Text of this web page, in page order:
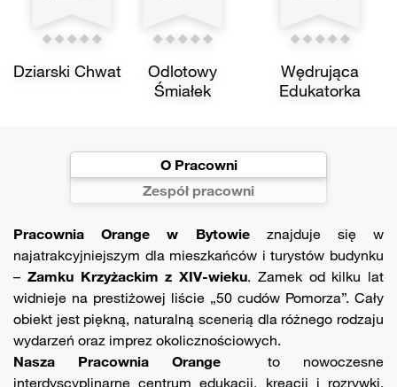
Dziarski Chwat
Odlotowy
Śmiałek
Wędrująca
Edukatorka
O Pracowni
Zespół pracowni
Pracownia Orange w Bytowieznajduje się w
najatrakcyjniejszym dla mieszkańców i turystów budynku
– Zamku Krzyżackim z XIV-wieku. Zamek od kilku lat
widnieje na prestiżowej liście „50 cudów Pomorza”. Cały
obiekt jest piękną, naturalną scenerią dla różnego rodzaju
wydarzeń oraz imprez okolicznościowych.
Nasza Pracownia Orange
to nowoczesne
interdyscyplinarne centrum edukacji, kreacji i rozrywki.